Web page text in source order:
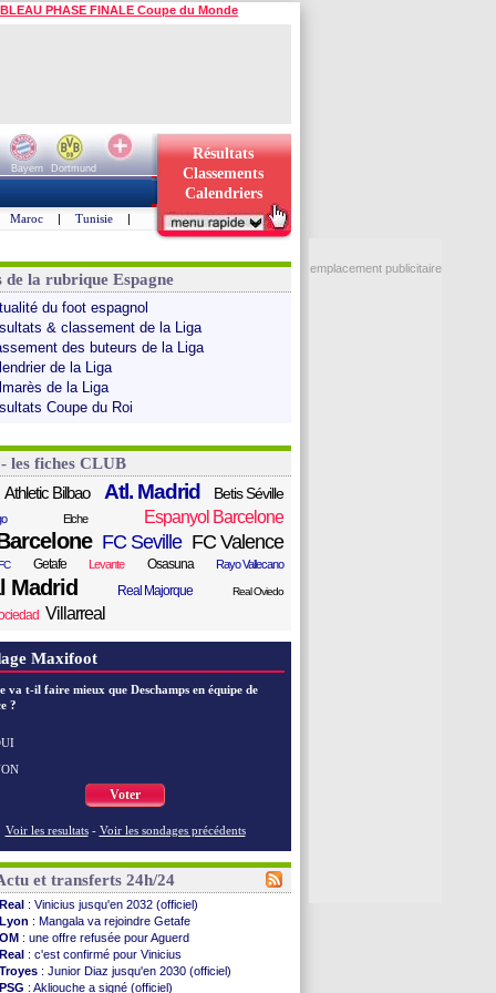
PHASE FINALE Coupe du Monde
Bayern
Dortmund
Résultats
Classements
Calendriers
Maroc | Tunisie |
de la rubrique Espagne
du foot espagnol
& classement de la Liga
des buteurs de la Liga
de la Liga
de la Liga
Coupe du Roi
les fiches CLUB
Athletic Bilbao Atl. Madrid Betis Séville
Elche Espanyol Barcelone
FC Seville FC Valence
Getafe Levante Osasuna Rayo Vallecano
Madrid Real Majorque Real Oviedo
Villarreal
Maxifoot
va t-il faire mieux que Deschamps en équipe de
?
Voter
Voir les resultats - Voir les sondages précédents
et transferts 24h/24
Real : Vinicius jusqu'en 2032 (officiel)
Lyon : Mangala va rejoindre Getafe
OM : une offre refusée pour Aguerd
Real : c'est confirmé pour Vinicius
Troyes : Junior Diaz jusqu'en 2030 (officiel)
PSG : Akliouche a signé (officiel)
emplacement publicitaire